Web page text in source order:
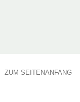
ZUM SEITENANFANG